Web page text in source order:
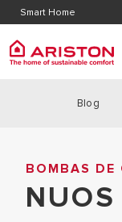
Smart Home
ARISTON
TRABALHA
CALDEIRAS
BOMBAS DE
Blog
Bombas
BOMBAS DE